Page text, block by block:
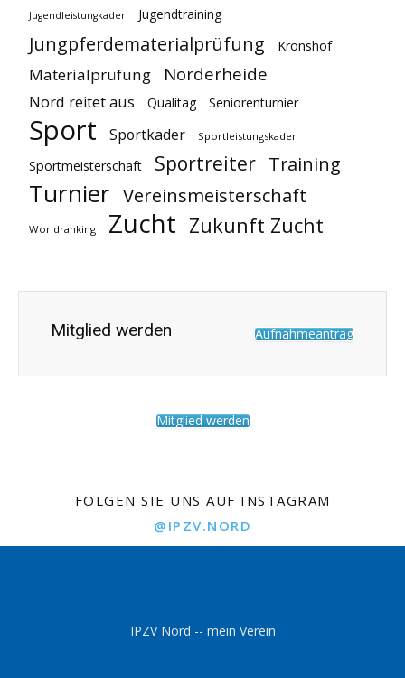
Jugendleistungkader Jugendtraining
Jungpferdematerialprüfung Kronshof
Materialprüfung Norderheide
Nord reitet aus Qualitag Seniorenturnier
Sport Sportkader Sportleistungskader
Sportmeisterschaft Sportreiter Training
Turnier Vereinsmeisterschaft
Worldranking Zucht Zukunft Zucht
Mitglied werden Aufnahmeantrag
Mitglied werden
FOLGEN SIE UNS AUF INSTAGRAM
@IPZV.NORD
IPZV Nord -- mein Verein